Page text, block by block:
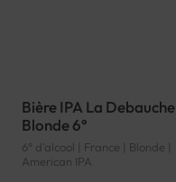
Bière IPA La Debauche
Blonde 6°
6° d'alcool | France | Blonde |
American IPA